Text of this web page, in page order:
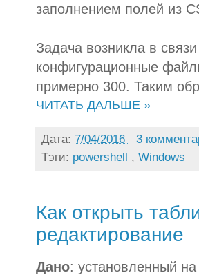
заполнением полей из
Задача возникла в
конфигурационные
примерно 300. Таким
ЧИТАТЬ ДАЛЬШЕ »
Дата: 7/04/2016
3
Тэги: powershell , Windows
Как открыть
редактирование
Дано: установленный